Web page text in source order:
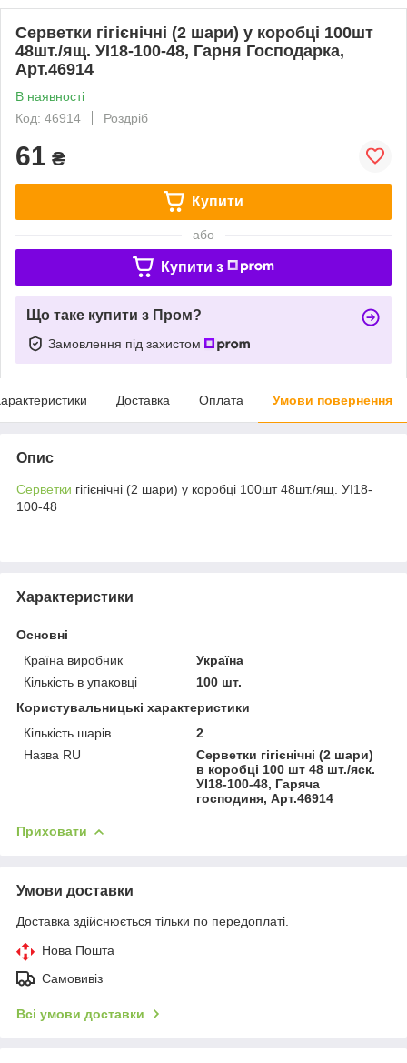
Серветки гігієнічні (2 шари) у коробці 100шт
48шт./ящ. УІ18-100-48, Гарня Господарка,
Арт.46914
В наявності
Код: 46914
Роздріб
61 ₴
Купити
або
Купити з
Що таке купити з Пром?
Замовлення під захистом
Доставка Оплата Умови повернення
Опис
Серветки гігієнічні (2 шари) у коробці 100шт 48шт./ящ. УІ18-
100-48
Характеристики
Основні
Країна виробник
Україна
Кількість в упаковці
100 шт.
Користувальницькі характеристики
Кількість шарів
2
Назва RU
Серветки гігієнічні (2 шари)
в коробці 100 шт 48 шт./яск.
УІ18-100-48, Гаряча
господиня, Арт.46914
Приховати
Умови доставки
Доставка здійснюється тільки по передоплаті.
Нова Пошта
Самовивіз
Всі умови доставки